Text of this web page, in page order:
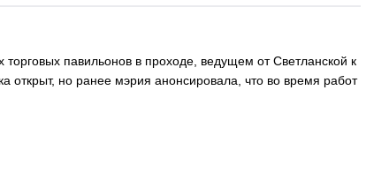
павильонов в проходе, ведущем от Светланской к
но ранее мэрия анонсировала, что во время работ